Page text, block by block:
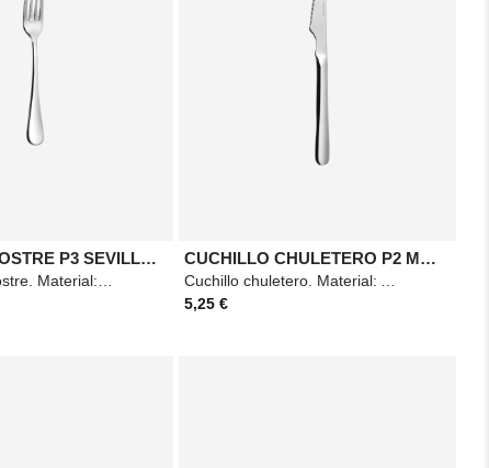
TENEDOR POSTRE P3 SEVILLA MAZO CUCHILLO CHULETERO P2 MAZO SEVILLA
5,25 €